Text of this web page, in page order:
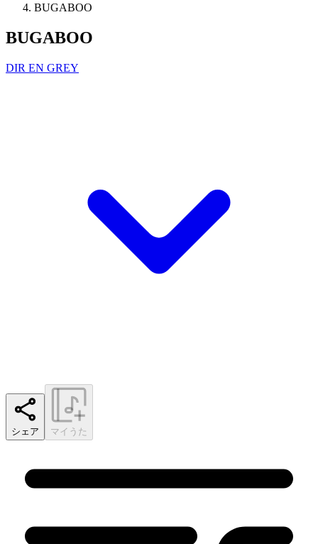
BUGABOO
BUGABOO
DIR EN GREY
シェア マイうた